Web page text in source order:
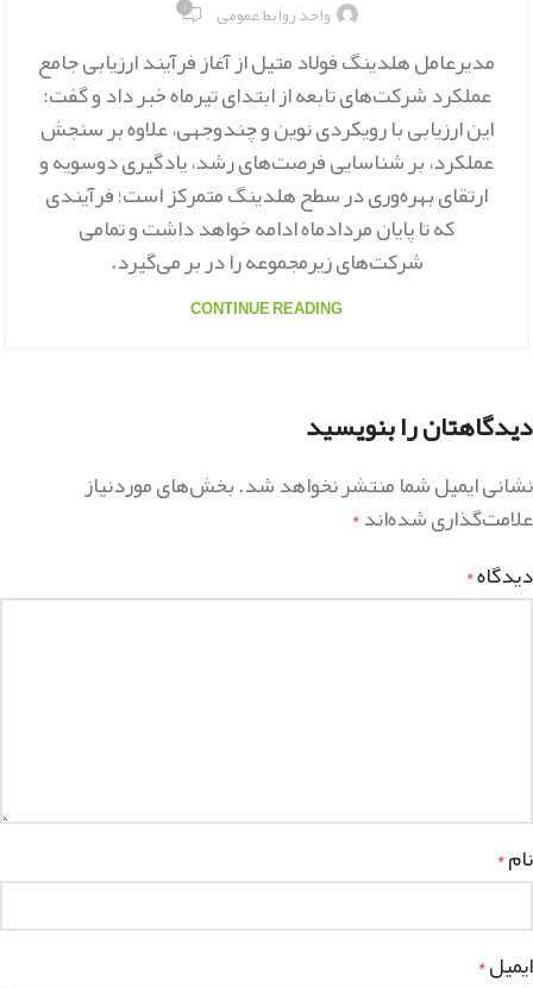
واحد روابط عمومی ۰
مدیرعامل هلدینگ فولاد متیل از آغاز فرآیند ارزیابی جامع
عملکرد شرکت‌های تابعه از ابتدای تیرماه خبر داد و گفت:
این ارزیابی با رویکردی نوین و چندوجهی، علاوه بر سنجش
عملکرد، بر شناسایی فرصت‌های رشد، یادگیری دوسویه و
ارتقای بهره‌وری در سطح هلدینگ متمرکز است؛ فرآیندی
که تا پایان مردادماه ادامه خواهد داشت و تمامی
شرکت‌های زیرمجموعه را در بر می‌گیرد.
CONTINUE READING
دیدگاهتان را بنویسید
نشانی ایمیل شما منتشر نخواهد شد.بخش‌های موردنیاز
علامت‌گذاری شده‌اند*
دیدگاه*
نام*
ایمیل*